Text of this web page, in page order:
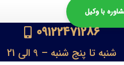
با وکیل
09122471286
شنبه تا پنج شنبه – 9 الی 21